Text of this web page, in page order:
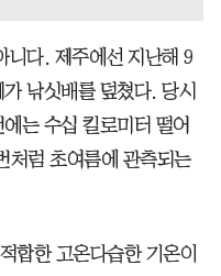
니다. 제주에선 지난해 9
낚싯배를 덮쳤다. 당시
는 수십 킬로미터 떨어
처럼 초여름에 관측되는
합한 고온다습한 기온이